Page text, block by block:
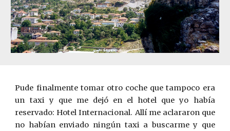
Pude finalmente tomar otro coche que tampoco era
un taxi y que me dejó en el hotel que yo había
reservado: Hotel Internacional. Allí me aclararon que
no habían enviado ningún taxi a buscarme y que